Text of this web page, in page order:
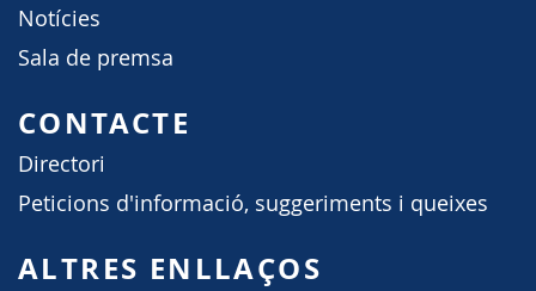
Notícies
Sala de premsa
CONTACTE
Directori
Peticions d'informació, suggeriments i queixes
ALTRES ENLLAÇOS